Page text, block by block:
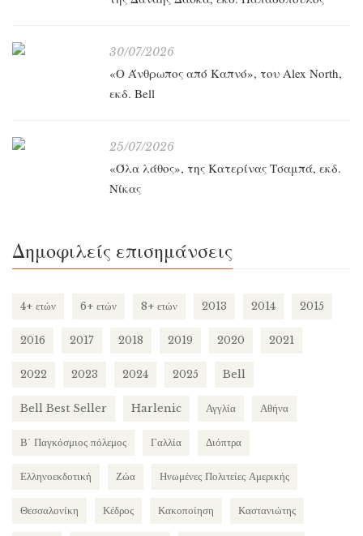
30/07/2026
«O Άνθρωπος από Καπνό», του Alex North,
εκδ. Bell
25/07/2026
«Όλα λάθος», της Κατερίνας Τσαμπά, εκδ.
Νίκας
Δημοφιλείς επισημάνσεις
4+ ετών 6+ ετών 8+ ετών 2013 2014 2015
2016 2017 2018 2019 2020 2021
2022 2023 2024 2025 Bell
Bell Best Seller Harlenic Αγγλία Αθήνα
Β΄ Παγκόσμιος πόλεμος Γαλλία Διόπτρα
Ελληνοεκδοτική Ζώα Ηνωμένες Πολιτείες Αμερικής
Θεσσαλονίκη Κέδρος Κακοποίηση Καστανιώτης